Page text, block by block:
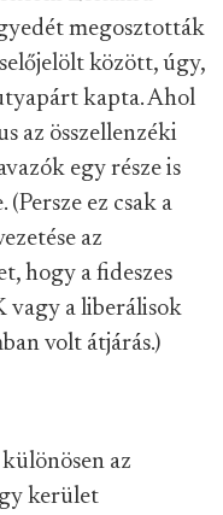
megosztották
között, úgy,
kapta. Ahol
az összellenzéki
egy része is
ez csak a
az
hogy a fideszes
vagy a liberálisok
volt átjárás.)
az
kerület